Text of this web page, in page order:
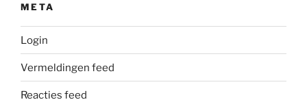
META
Login
Vermeldingen feed
Reacties feed